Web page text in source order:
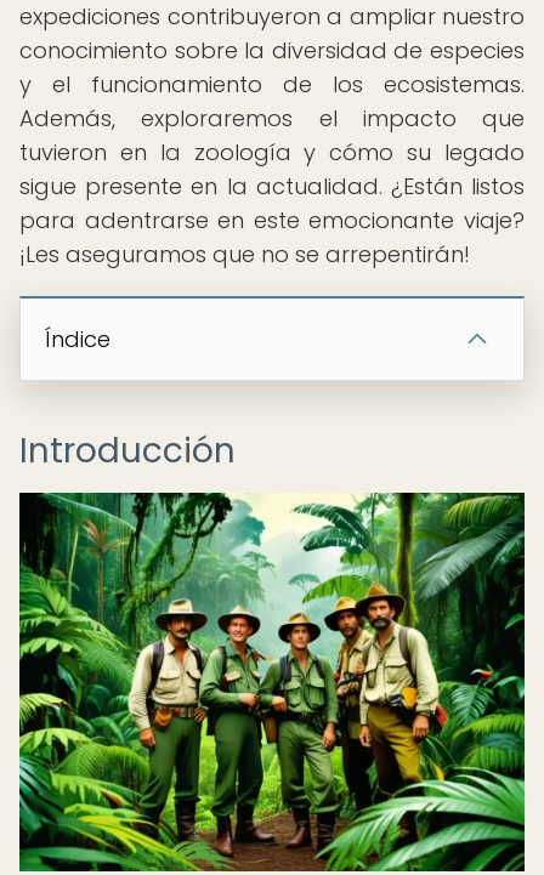
expediciones contribuyeron a ampliar nuestro
conocimiento sobre la diversidad de especies
y el funcionamiento de los ecosistemas.
Además, exploraremos el impacto que
tuvieron en la zoología y cómo su legado
sigue presente en la actualidad. ¿Están listos
para adentrarse en este emocionante viaje?
¡Les aseguramos que no se arrepentirán!
Índice
Introducción